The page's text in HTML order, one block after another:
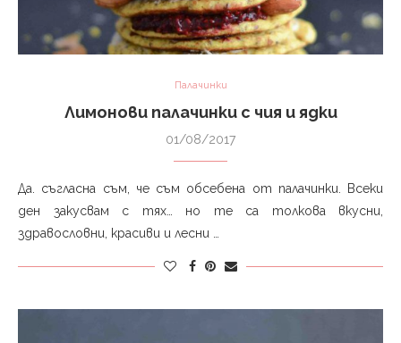
Палачинки
Лимонови палачинки с чия и ядки
01/08/2017
Да. съгласна съм, че съм обсебена от палачинки. Всеки
ден закусвам с тях… но те са толкова вкусни,
здравословни, красиви и лесни …